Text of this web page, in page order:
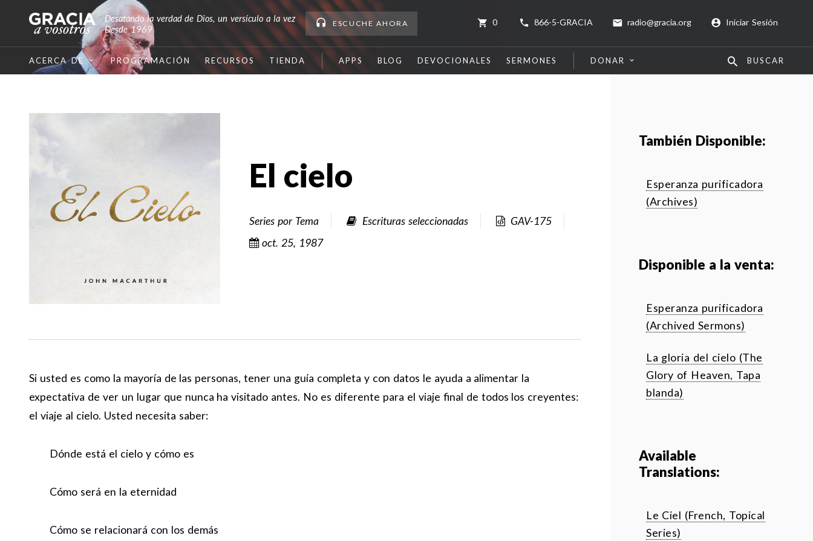
Desatando la verdad de Dios, un versículo a la vez
Desde 1969
ESCUCHE AHORA 866-5-GRACIA radio@gracia.org Iniciar Sesión
0
ACERCA DE PROGRAMACIÓN RECURSOS TIENDA APPS BLOG DEVOCIONALES SERMONES DONAR BUSCAR
El cielo
Series por Tema Escrituras seleccionadas
GAV-175
oct. 25, 1987
Si usted es como la mayoría de las personas, tener una guía completa y con datos le ayuda a alimentar la
expectativa de ver un lugar que nunca ha visitado antes. No es diferente para el viaje final de todos los creyentes:
el viaje al cielo. Usted necesita saber:
Dónde está el cielo y cómo es
Cómo será en la eternidad
Cómo se relacionará con los demás
También Disponible:
Esperanza purificadora
(Archives)
Disponible a la venta:
Esperanza purificadora
(Archived Sermons)
La gloria del cielo (The
Glory of Heaven, Tapa
blanda)
Available
Translations:
Le Ciel (French, Topical
Series)